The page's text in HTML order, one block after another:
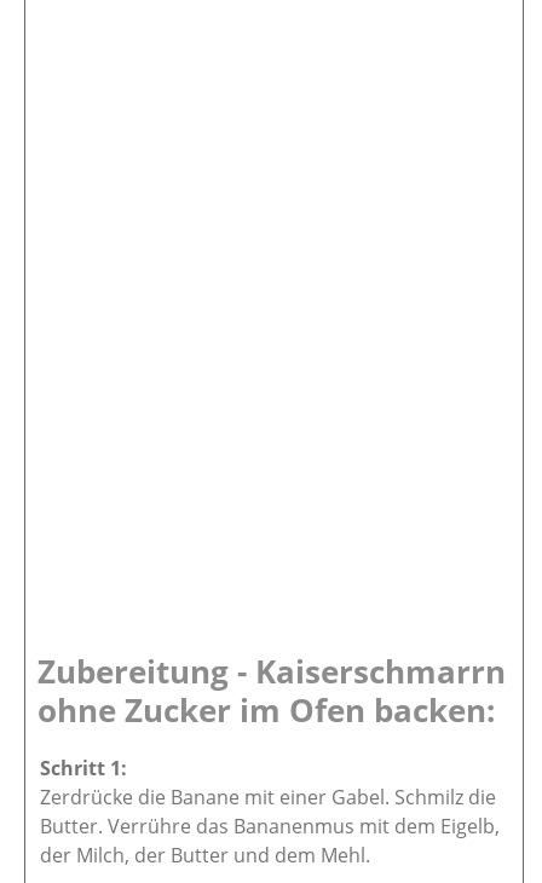
Zubereitung - Kaiserschmarrn
ohne Zucker im Ofen backen:
Zerdrücke die Banane mit einer Gabel. Schmilz die
Butter. Verrühre das Bananenmus mit dem Eigelb,
der Milch, der Butter und dem Mehl.